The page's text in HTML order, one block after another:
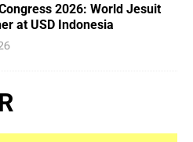
2026: World Jesuit
at USD Indonesia